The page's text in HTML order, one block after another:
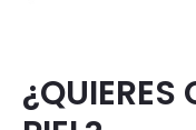
¿QUIERES